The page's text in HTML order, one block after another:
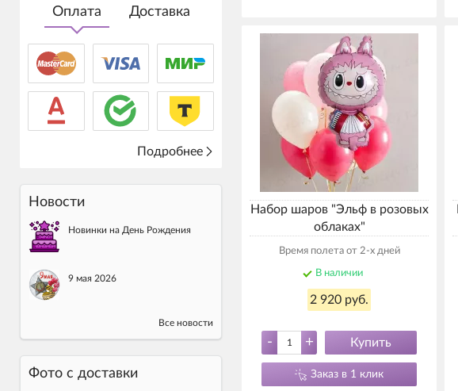
Оплата Доставка
Подробнее
Новости
Новинки на День Рождения
9 мая 2026
Все новости
Фото c доставки
Набор шаров "Эльф в розовых
облаках"
Время полета от 2-х дней
В наличии
2 920 руб.
- + Купить
Заказ в 1 клик